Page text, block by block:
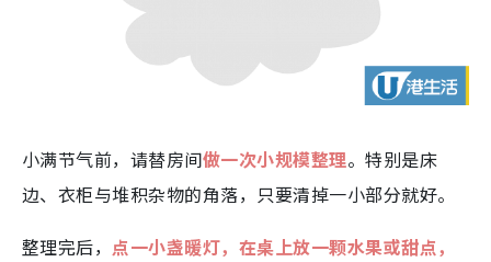
小满节气前，请替房间做一次小规模整理。特别是床
边、衣柜与堆积杂物的角落，只要清掉一小部分就好。
整理完后， 点一小盏暖灯，在桌上放一颗水果或甜点，